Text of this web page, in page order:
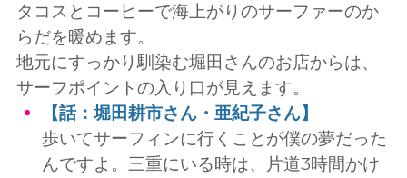
タコスとコーヒーで海上がりのサーファーのか
らだを暖めます。
地元にすっかり馴染む堀田さんのお店からは、
サーフポイントの入り口が見えます。
【話：堀田耕市さん・亜紀子さん】
歩いてサーフィンに行くことが僕の夢だった
んですよ。三重にいる時は、片道3時間かけ